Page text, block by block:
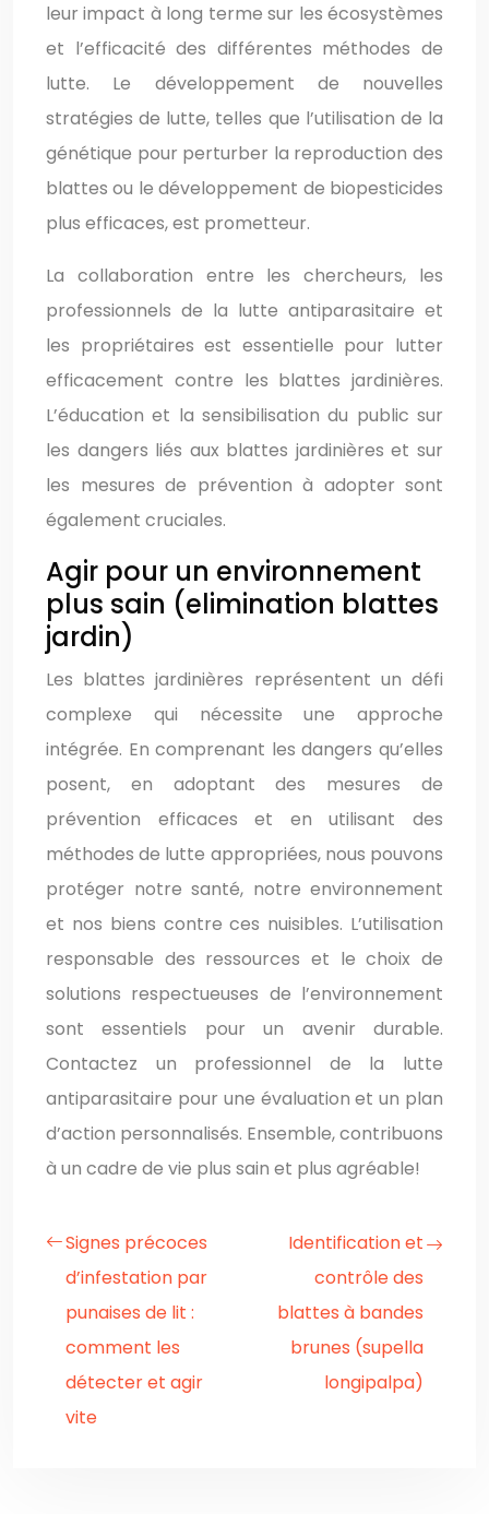
leur impact à long terme sur les écosystèmes
et l’efficacité des différentes méthodes de
lutte. Le développement de nouvelles
stratégies de lutte, telles que l’utilisation de la
génétique pour perturber la reproduction des
blattes ou le développement de biopesticides
plus efficaces, est prometteur.
La collaboration entre les chercheurs, les
professionnels de la lutte antiparasitaire et
les propriétaires est essentielle pour lutter
efficacement contre les blattes jardinières.
L’éducation et la sensibilisation du public sur
les dangers liés aux blattes jardinières et sur
les mesures de prévention à adopter sont
également cruciales.
Agir pour un environnement
plus sain (elimination blattes
jardin)
Les blattes jardinières représentent un défi
complexe qui nécessite une approche
intégrée. En comprenant les dangers qu’elles
posent, en adoptant des mesures de
prévention efficaces et en utilisant des
méthodes de lutte appropriées, nous pouvons
protéger notre santé, notre environnement
et nos biens contre ces nuisibles. L’utilisation
responsable des ressources et le choix de
solutions respectueuses de l’environnement
sont essentiels pour un avenir durable.
Contactez un professionnel de la lutte
antiparasitaire pour une évaluation et un plan
d’action personnalisés. Ensemble, contribuons
à un cadre de vie plus sain et plus agréable!
Signes précoces
d’infestation par
punaises de lit :
comment les
détecter et agir
vite
Identification et
contrôle des
blattes à bandes
brunes (supella
longipalpa)